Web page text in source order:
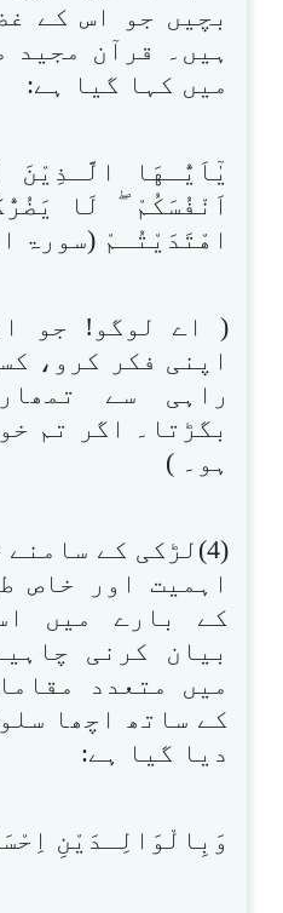
بچیں جو اس کے
ہیں۔ قرآن مجید
میں کہا گیا ہے:
يٰٓاَيُّـهَا الَّـذِيْنَ
اَنْفُسَكُمْ ۖ لَا
اهْتَدَيْتُـمْ (سورۃ
( اے لوگو! جو
اپنی فکر کرو،
راہی سے
بگڑتا۔ اگر تم
ہو۔ )
(4)لڑکی کے
اہمیت اور خاص
کے بارے میں
بیان کرنی
میں متعدد
کے ساتھ اچھا
دیا گیا ہے:
وَبِالْوَالِـدَيْنِ